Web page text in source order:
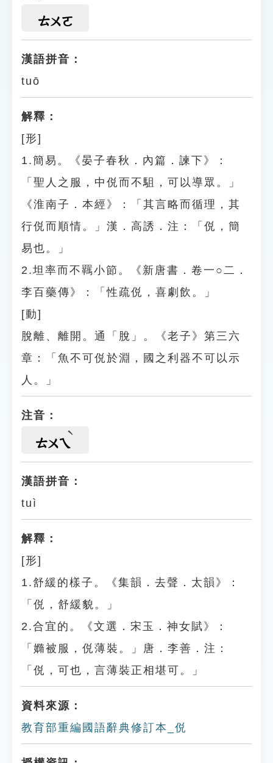
ㄊㄨㄛ
漢語拼音：
tuō
解釋：
[形]
1.簡易。《晏子春秋．內篇．諫下》：
「聖人之服，中侻而不駔，可以導眾。」
《淮南子．本經》：「其言略而循理，其
行侻而順情。」漢．高誘．注：「侻，簡
易也。」
2.坦率而不羈小節。《新唐書．卷一○二．
李百藥傳》：「性疏侻，喜劇飲。」
[動]
脫離、離開。通「脫」。《老子》第三六
章：「魚不可侻於淵，國之利器不可以示
人。」
注音：
ㄊㄨㄟ
漢語拼音：
tuì
解釋：
[形]
1.舒緩的樣子。《集韻．去聲．太韻》：
「侻，舒緩貌。」
2.合宜的。《文選．宋玉．神女賦》：
「嫷被服，侻薄裝。」唐．李善．注：
「侻，可也，言薄裝正相堪可。」
資料來源：
教育部重編國語辭典修訂本_侻